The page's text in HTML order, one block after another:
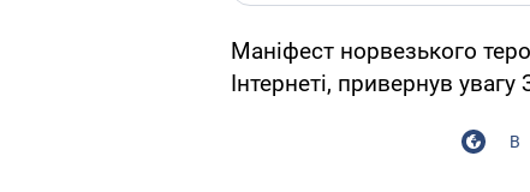
Маніфест норвезького
Інтернеті, привернув увагу